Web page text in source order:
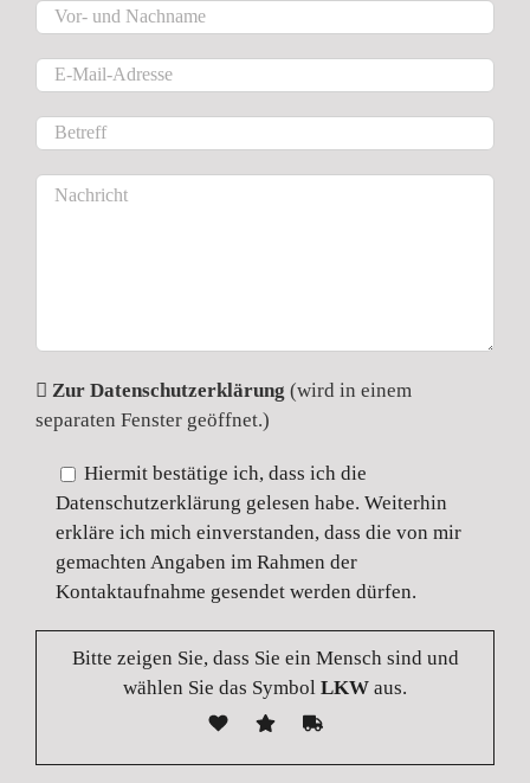
Zur Datenschutzerklärung (wird in einem
separaten Fenster geöffnet.)
Hiermit bestätige ich, dass ich die
Datenschutzerklärung gelesen habe. Weiterhin
erkläre ich mich einverstanden, dass die von mir
gemachten Angaben im Rahmen der
Kontaktaufnahme gesendet werden dürfen.
Bitte zeigen Sie, dass Sie ein Mensch sind und
wählen Sie das Symbol LKW aus.